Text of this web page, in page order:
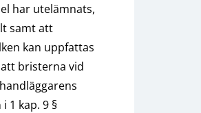
har utelämnats,
samt att
kan uppfattas
bristerna vid
1 kap. 9 §